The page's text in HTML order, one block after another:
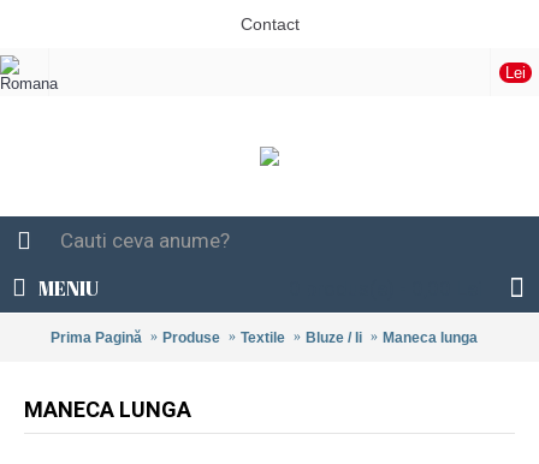
Contact
Lei
MENIU
Prima Pagină Produse Textile Bluze / Ii Maneca lunga
MANECA LUNGA